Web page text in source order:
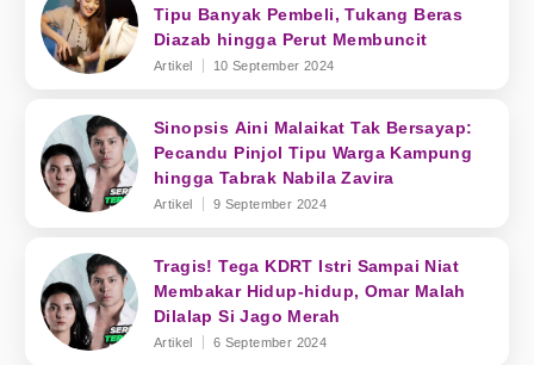
Tipu Banyak Pembeli, Tukang Beras
Diazab hingga Perut Membuncit
Artikel 10 September 2024
Sinopsis Aini Malaikat Tak Bersayap:
Pecandu Pinjol Tipu Warga Kampung
hingga Tabrak Nabila Zavira
Artikel 9 September 2024
Tragis! Tega KDRT Istri Sampai Niat
Membakar Hidup-hidup, Omar Malah
Dilalap Si Jago Merah
Artikel 6 September 2024